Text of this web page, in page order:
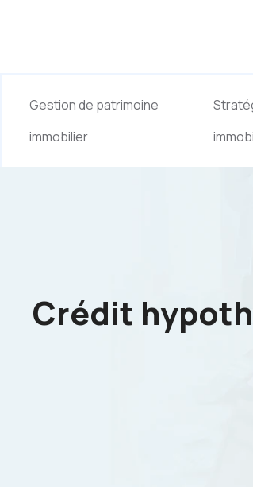
Gestion de patrimoine
immobilier
Crédit